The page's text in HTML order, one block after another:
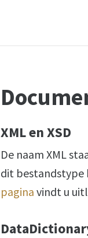
XML en XSD
De naam XML
dit bestandstype
pagina vindt u